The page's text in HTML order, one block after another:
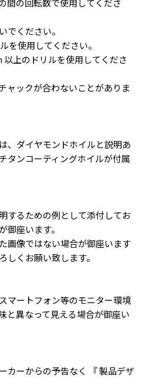
間の回転数で使用してくださ
でください。
を使用してください。
上のドリルを使用してくださ
ャックが合わないことがありま
、ダイヤモンドホイルと説明あ
タンコーティングホイルが付属
するための例として添付してお
御座います。
画像ではない場合が御座います
しくお願い致します。
マートフォン等のモニター環境
と異なって見える場合が御座い
カーからの予告なく 『 製品デザ